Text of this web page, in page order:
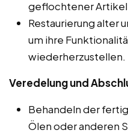
geflochtener
Restaurierung alter
um ihre
wiederherzustellen.
Veredelung und
Behandeln der
Ölen oder anderen